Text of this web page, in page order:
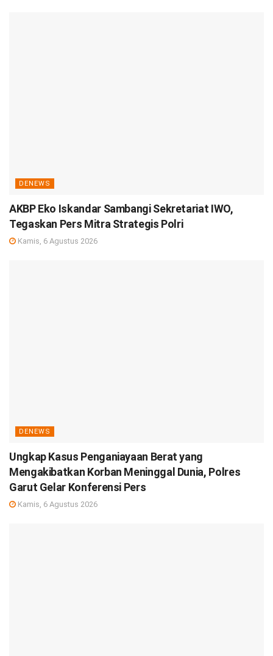
DENEWS
AKBP Eko Iskandar Sambangi Sekretariat IWO,
Tegaskan Pers Mitra Strategis Polri
Kamis, 6 Agustus 2026
DENEWS
Ungkap Kasus Penganiayaan Berat yang
Mengakibatkan Korban Meninggal Dunia, Polres
Garut Gelar Konferensi Pers
Kamis, 6 Agustus 2026